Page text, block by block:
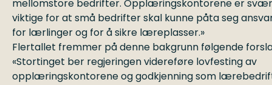
mellomstore bedrifter. Opplæringskontorene er
viktige for at små bedrifter skal kunne påta seg
for lærlinger og for å sikre læreplasser.»
Flertallet fremmer på denne bakgrunn følgende
«Stortinget ber regjeringen videreføre lovfesting av
opplæringskontorene og godkjenning som